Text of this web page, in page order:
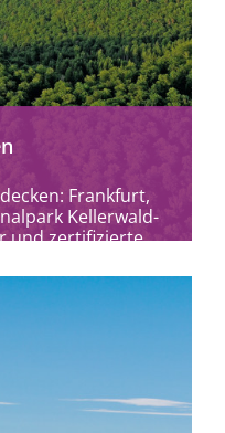
Frankfurt,
Kellerwald-
und zertifizierte